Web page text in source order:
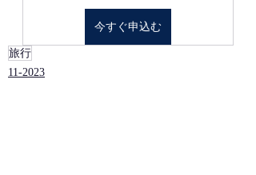
今すぐ申込む
旅行
11-2023